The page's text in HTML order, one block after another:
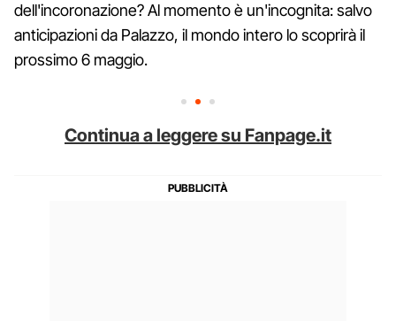
dell'incoronazione? Al momento è un'incognita: salvo
anticipazioni da Palazzo, il mondo intero lo scoprirà il
prossimo 6 maggio.
Continua a leggere su Fanpage.it